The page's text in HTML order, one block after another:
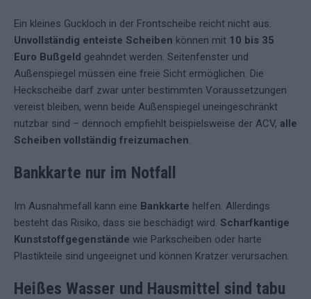
Ein kleines Guckloch in der Frontscheibe reicht nicht aus.
Unvollständig enteiste Scheiben können mit 10 bis 35
Euro Bußgeld geahndet werden. Seitenfenster und
Außenspiegel müssen eine freie Sicht ermöglichen. Die
Heckscheibe darf zwar unter bestimmten Voraussetzungen
vereist bleiben, wenn beide Außenspiegel uneingeschränkt
nutzbar sind – dennoch empfiehlt beispielsweise der ACV, alle
Scheiben vollständig freizumachen.
Bankkarte nur im Notfall
Im Ausnahmefall kann eine Bankkarte helfen. Allerdings
besteht das Risiko, dass sie beschädigt wird. Scharfkantige
Kunststoffgegenstände wie Parkscheiben oder harte
Plastikteile sind ungeeignet und können Kratzer verursachen.
Heißes Wasser und Hausmittel sind tabu